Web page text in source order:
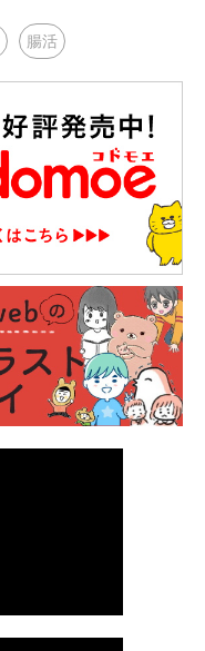
腸活